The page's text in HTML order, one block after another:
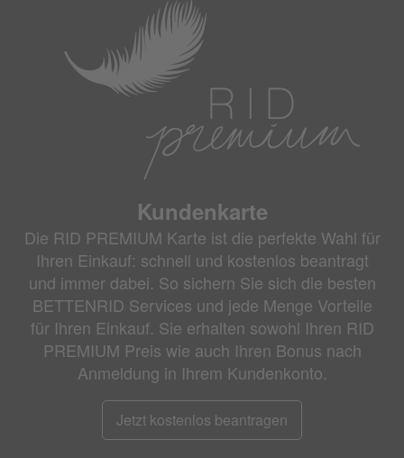
Kundenkarte
Die RID PREMIUM Karte ist die perfekte Wahl für
Ihren Einkauf: schnell und kostenlos beantragt
und immer dabei. So sichern Sie sich die besten
BETTENRID Services und jede Menge Vorteile
für Ihren Einkauf. Sie erhalten sowohl Ihren RID
PREMIUM Preis wie auch Ihren Bonus nach
Anmeldung in Ihrem Kundenkonto.
Jetzt kostenlos beantragen